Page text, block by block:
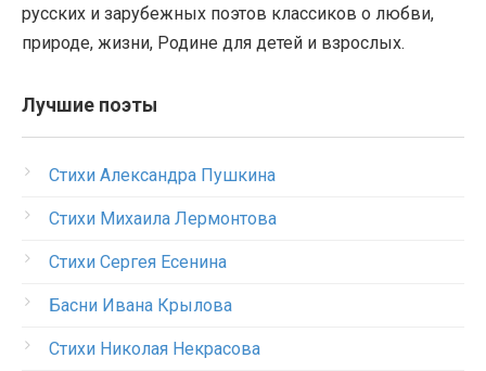
русских и зарубежных поэтов классиков о любви,
природе, жизни, Родине для детей и взрослых.
Лучшие поэты
Стихи Александра Пушкина
Стихи Михаила Лермонтова
Стихи Сергея Есенина
Басни Ивана Крылова
Стихи Николая Некрасова